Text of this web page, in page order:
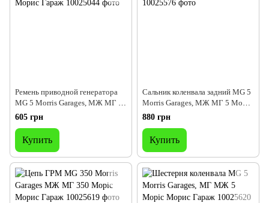
Ремень приводной генератора
MG 5 Morris Garages, МЖ МГ 5
Моріс Морис Гараж
605 грн
Купить
Сальник коленвала задний MG 5
Morris Garages, МЖ МГ 5 Моріс
Морис Гараж
880 грн
Купить